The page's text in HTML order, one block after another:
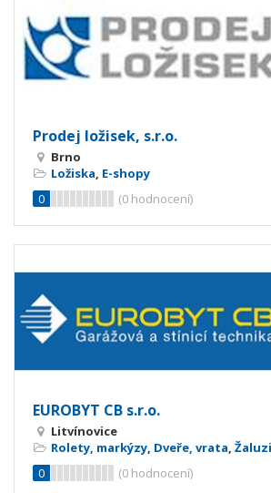
Prodej ložisek, s.r.o.
Brno
Ložiska, E-shopy
0
(0 hodnocení)
EUROBYT CB s.r.o.
Litvínovice
Rolety, markýzy Dveře, vrata
0
(0 hodnocení)